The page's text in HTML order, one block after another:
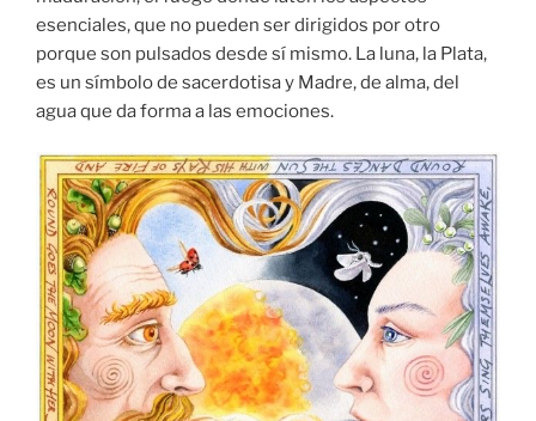
esenciales, que no pueden ser dirigidos por otro
porque son pulsados desde sí mismo. La luna, la Plata,
es un símbolo de sacerdotisa y Madre, de alma, del
agua que da forma a las emociones.